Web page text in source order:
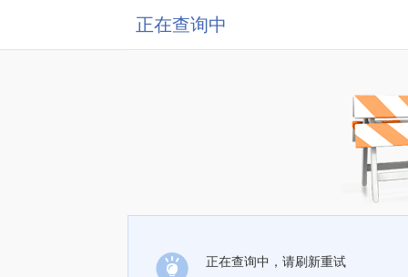
正在查询中
正在查询中，请刷新重试